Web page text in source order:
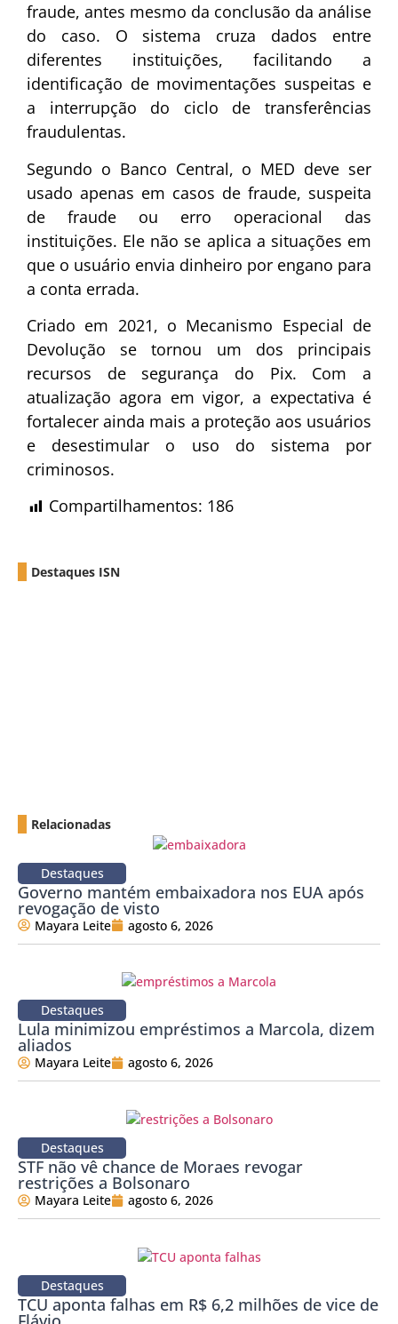
fraude, antes mesmo da conclusão da análise
do caso. O sistema cruza dados entre
diferentes instituições, facilitando a
identificação de movimentações suspeitas e
a interrupção do ciclo de transferências
fraudulentas.
Segundo o Banco Central, o MED deve ser
usado apenas em casos de fraude, suspeita
de fraude ou erro operacional das
instituições. Ele não se aplica a situações em
que o usuário envia dinheiro por engano para
a conta errada.
Criado em 2021, o Mecanismo Especial de
Devolução se tornou um dos principais
recursos de segurança do Pix. Com a
atualização agora em vigor, a expectativa é
fortalecer ainda mais a proteção aos usuários
e desestimular o uso do sistema por
criminosos.
Compartilhamentos: 186
Destaques ISN
Relacionadas
Destaques
Governo mantém embaixadora nos EUA após
revogação de visto
Mayara Leite agosto 6, 2026
Destaques
Lula minimizou empréstimos a Marcola, dizem
aliados
Mayara Leite agosto 6, 2026
Destaques
STF não vê chance de Moraes revogar
restrições a Bolsonaro
Mayara Leite agosto 6, 2026
Destaques
TCU aponta falhas em R$ 6,2 milhões de vice de